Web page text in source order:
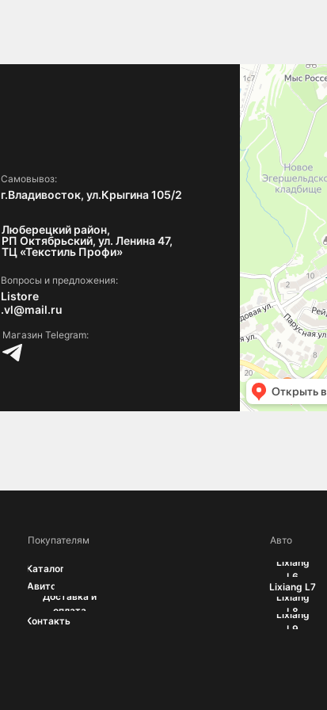
Listore
.vl@mail.ru
г.Владивосток, ул.Крыгина 105/2
Люберецкий район,
РП Октябрьский, ул. Ленина 47,
ТЦ «Текстиль Профи»
Самовывоз:
Магазин Telegram:
Вопросы и предложения:
Владивосток
Улица Крыгина,
Покупателям Авто
Каталог
Авито
Доставка и
оплата
Контакты
Lixiang
L6
Lixiang L7
Lixiang
L8
Lixiang
L9